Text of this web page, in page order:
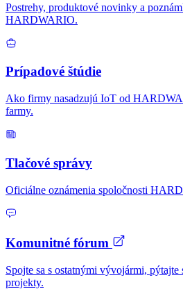
Postrehy, produktové novinky a
HARDWARIO.
Prípadové štúdie
Ako firmy nasadzujú IoT od
farmy.
Tlačové správy
Oficiálne oznámenia spoločnosti
Komunitné fórum
Spojte sa s ostatnými vývojármi, pýtajte
projekty.